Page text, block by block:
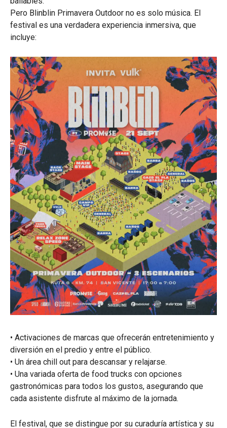
Pero Blinblin Primavera Outdoor no es solo música. El
festival es una verdadera experiencia inmersiva, que
incluye:
• Activaciones de marcas que ofrecerán entretenimiento y
diversión en el predio y entre el público.
• Un área chill out para descansar y relajarse.
• Una variada oferta de food trucks con opciones
gastronómicas para todos los gustos, asegurando que
cada asistente disfrute al máximo de la jornada.
El festival, que se distingue por su curaduría artística y su